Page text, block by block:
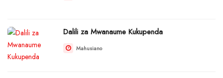
Dalili za Mwanaume Kukupenda
Mahusiano